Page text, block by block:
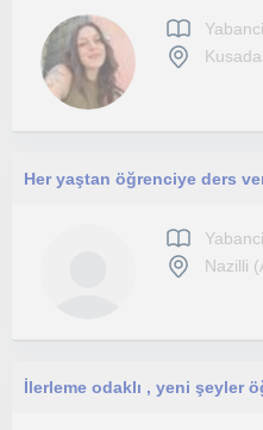
Her yaştan öğrenciye ders
Nazilli